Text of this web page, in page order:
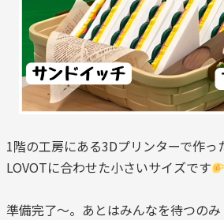
1階の工房にある3Dプリンターで作っ
LOVOTに合わせた小さいサイズです
準備完了～。あとはみんなを待つのみ